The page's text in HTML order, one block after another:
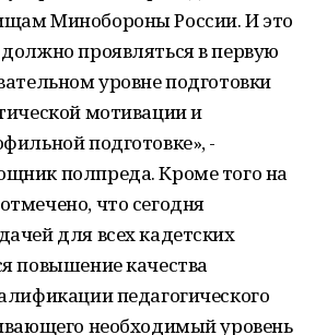
Минобороны России. И это
проявляться в первую
уровне подготовки
мотивации и
подготовке», -
полпреда. Кроме того на
что сегодня
для всех кадетских
повышение качества
педагогического
необходимый уровень